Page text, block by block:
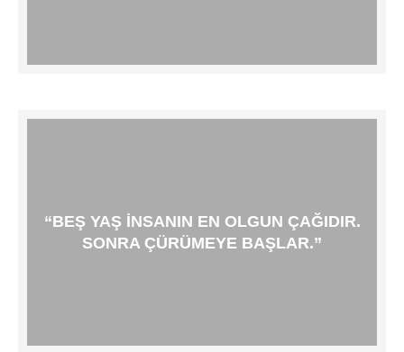
“BEŞ YAŞ INSANIN EN OLGUN ÇAĞIDIR.
SONRA ÇÜRÜMEYE BAŞLAR.”